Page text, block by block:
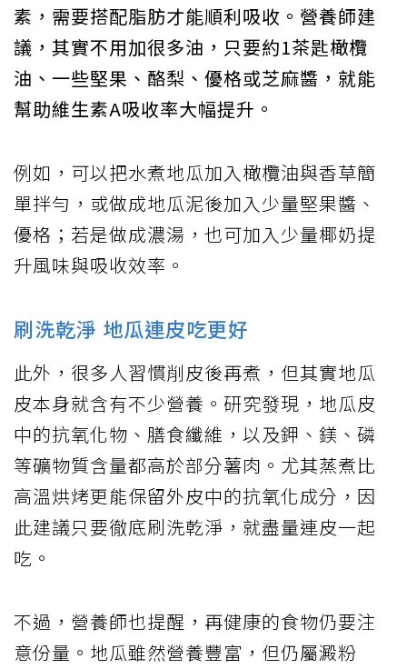
素，需要搭配脂肪才能順利吸收。營養師建
議，其實不用加很多油，只要約1茶匙橄欖
油、一些堅果、酪梨、優格或芝麻醬，就能
幫助維生素A吸收率大幅提升。
例如，可以把水煮地瓜加入橄欖油與香草簡
單拌勻，或做成地瓜泥後加入少量堅果醬、
優格；若是做成濃湯，也可加入少量椰奶提
升風味與吸收效率。
刷洗乾淨 地瓜連皮吃更好
此外，很多人習慣削皮後再煮，但其實地瓜
皮本身就含有不少營養。研究發現，地瓜皮
中的抗氧化物、膳食纖維，以及鉀、鎂、磷
等礦物質含量都高於部分薯肉。尤其蒸煮比
高溫烘烤更能保留外皮中的抗氧化成分，因
此建議只要徹底刷洗乾淨，就盡量連皮一起
吃。
不過，營養師也提醒，再健康的食物仍要注
意份量。地瓜雖然營養豐富，但仍屬澱粉